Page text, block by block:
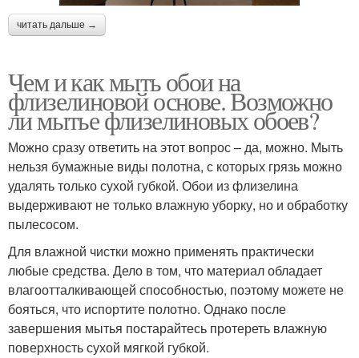
читать дальше →
Чем и как мыть обои на
флизелиновой основе. Возможно
ли мытье флизелиновых обоев?
Можно сразу ответить на этот вопрос – да, можно. Мыть
нельзя бумажные виды полотна, с которых грязь можно
удалять только сухой губкой. Обои из флизелина
выдерживают не только влажную уборку, но и обработку
пылесосом.
Для влажной чистки можно применять практически
любые средства. Дело в том, что материал обладает
влагоотталкивающей способностью, поэтому можете не
бояться, что испортите полотно. Однако после
завершения мытья постарайтесь протереть влажную
поверхность сухой мягкой губкой.